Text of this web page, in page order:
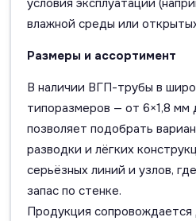
условия эксплуатации
влажной среды или
Размеры и ассортимент
В наличии ВГП-трубы в
типоразмеров — от 6×1,8 мм
позволяет подобрать
разводки и лёгких
серьёзных линий и узлов,
запас по стенке.
Продукция